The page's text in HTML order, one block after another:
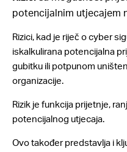
potencijalnim utjecajem
Rizici, kad je riječ o cyber
iskalkulirana potencijalna
gubitku ili potpunom
organizacije.
Rizik je funkcija prijetnje,
potencijalnog utjecaja.
Ovo također predstavlja i